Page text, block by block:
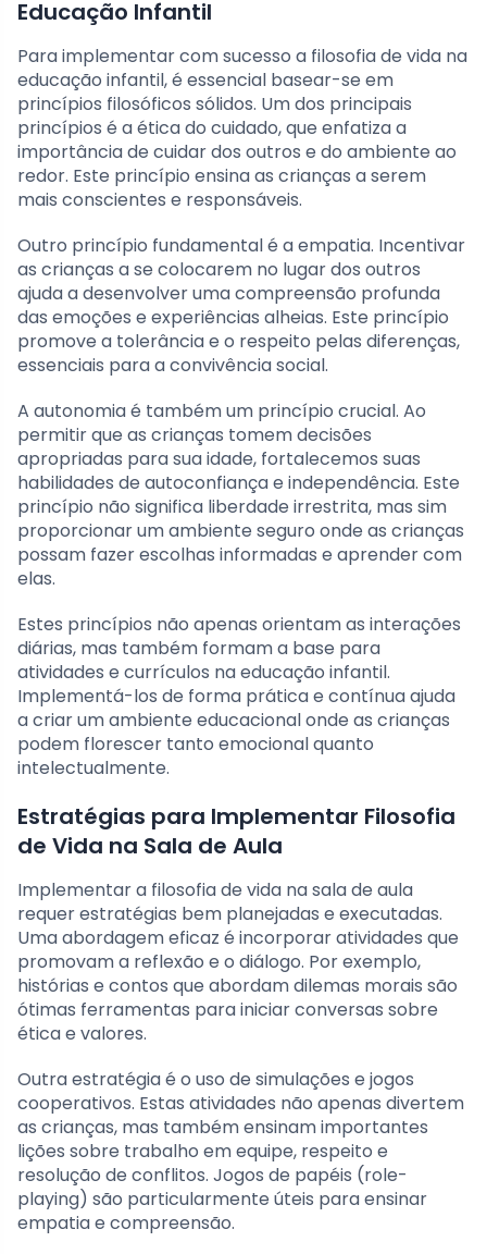
Educação Infantil
Para implementar com sucesso a filosofia de vida na
educação infantil, é essencial basear-se em
princípios filosóficos sólidos. Um dos principais
princípios é a ética do cuidado, que enfatiza a
importância de cuidar dos outros e do ambiente ao
redor. Este princípio ensina as crianças a serem
mais conscientes e responsáveis.
Outro princípio fundamental é a empatia. Incentivar
as crianças a se colocarem no lugar dos outros
ajuda a desenvolver uma compreensão profunda
das emoções e experiências alheias. Este princípio
promove a tolerância e o respeito pelas diferenças,
essenciais para a convivência social.
A autonomia é também um princípio crucial. Ao
permitir que as crianças tomem decisões
apropriadas para sua idade, fortalecemos suas
habilidades de autoconfiança e independência. Este
princípio não significa liberdade irrestrita, mas sim
proporcionar um ambiente seguro onde as crianças
possam fazer escolhas informadas e aprender com
elas.
Estes princípios não apenas orientam as interações
diárias, mas também formam a base para
atividades e currículos na educação infantil.
Implementá-los de forma prática e contínua ajuda
a criar um ambiente educacional onde as crianças
podem florescer tanto emocional quanto
intelectualmente.
Estratégias para Implementar Filosofia
de Vida na Sala de Aula
Implementar a filosofia de vida na sala de aula
requer estratégias bem planejadas e executadas.
Uma abordagem eficaz é incorporar atividades que
promovam a reflexão e o diálogo. Por exemplo,
histórias e contos que abordam dilemas morais são
ótimas ferramentas para iniciar conversas sobre
ética e valores.
Outra estratégia é o uso de simulações e jogos
cooperativos. Estas atividades não apenas divertem
as crianças, mas também ensinam importantes
lições sobre trabalho em equipe, respeito e
resolução de conflitos. Jogos de papéis (role-
playing) são particularmente úteis para ensinar
empatia e compreensão.